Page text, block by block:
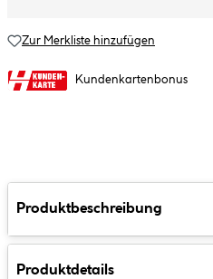
Zur Merkliste hinzufügen
Kundenkartenbonus
Produktbeschreibung
Produktdetails